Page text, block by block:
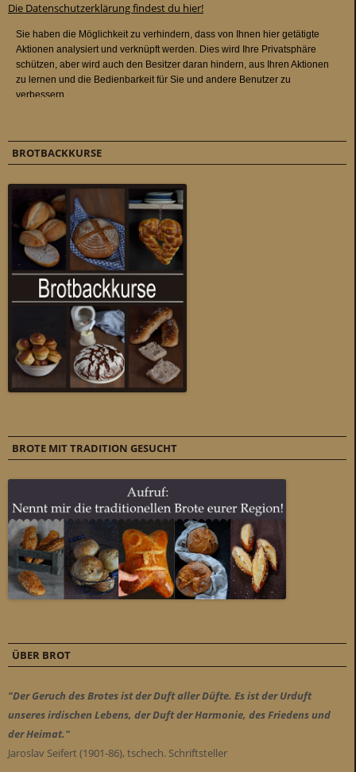
Die Datenschutzerklärung findest du hier!
BROTBACKKURSE
BROTE MIT TRADITION GESUCHT
ÜBER BROT
"Der Geruch des Brotes ist der Duft aller Düfte. Es ist der Urduft
unseres irdischen Lebens, der Duft der Harmonie, des Friedens und
der Heimat."
Jaroslav Seifert (1901-86), tschech. Schriftsteller